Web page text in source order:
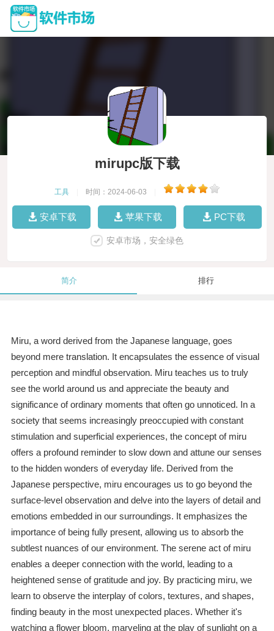
mirupc版下载
工具 时间：2024-06-03
安卓下载 苹果下载 PC下载
安卓市场，安全绿色
简介 排行
Miru, a word derived from the Japanese language, goes
beyond mere translation. It encapsulates the essence of visual
perception and mindful observation. Miru teaches us to truly
see the world around us and appreciate the beauty and
significance of ordinary moments that often go unnoticed. In a
society that seems increasingly preoccupied with constant
stimulation and superficial experiences, the concept of miru
offers a profound reminder to slow down and attune our senses
to the hidden wonders of everyday life. Derived from the
Japanese perspective, miru encourages us to go beyond the
surface-level observation and delve into the layers of detail and
emotions embedded in our surroundings. It emphasizes the
importance of being fully present, allowing us to absorb the
subtlest nuances of our environment. The serene act of miru
enables a deeper connection with the world, leading to a
heightened sense of gratitude and joy. By practicing miru, we
learn to observe the interplay of colors, textures, and shapes,
finding beauty in the most unexpected places. Whether it's
watching a flower bloom, marveling at the play of sunlight on a